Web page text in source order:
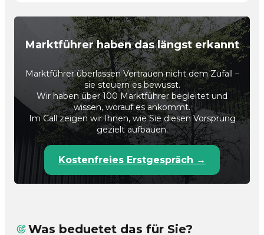
Marktführer haben das längst erkannt
Marktführer überlassen Vertrauen nicht dem Zufall –
sie steuern es bewusst.
Wir haben über 100 Marktführer begleitet und
wissen, worauf es ankommt.
Im Call zeigen wir Ihnen, wie Sie diesen Vorsprung
gezielt aufbauen.
Kostenfreies Erstgespräch →
Was beduetet das für Sie?